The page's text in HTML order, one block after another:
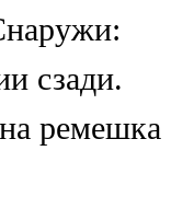
сзади.
ремешка